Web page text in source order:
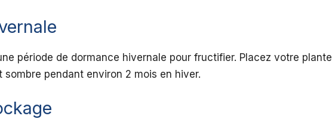
période de dormance hivernale pour fructifier. Placez votre plante
sombre pendant environ 2 mois en hiver.